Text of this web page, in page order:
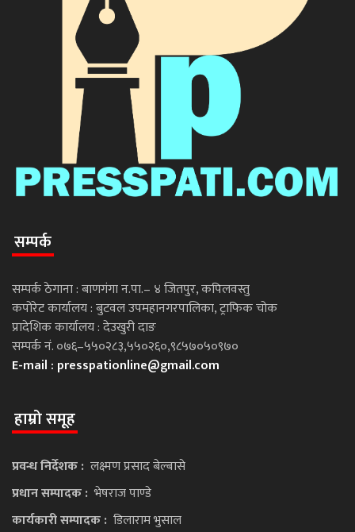
सम्पर्क
सम्पर्क ठेगाना : बाणगंगा न.पा.– ४ जितपुर, कपिलवस्तु
कपोरेट कार्यालय : बुटवल उपमहानगरपालिका, ट्राफिक चोक
प्रादेशिक कार्यालय : देउखुरी दाङ
सम्पर्क नं. ०७६–५५०२८३,५५०२६०,९८५७०५०९७०
E-mail : presspationline@gmail.com
हाम्रो समूह
प्रवन्ध निर्देशक : लक्ष्मण प्रसाद बेल्बासे
प्रधान सम्पादक : भेषराज पाण्डे
कार्यकारी सम्पादक : डिलाराम भुसाल